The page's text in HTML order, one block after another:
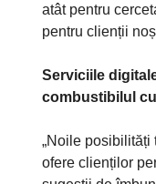
atât pentru
pentru clienții
Serviciile
combustibilul
„Noile posibilități
ofere clienților